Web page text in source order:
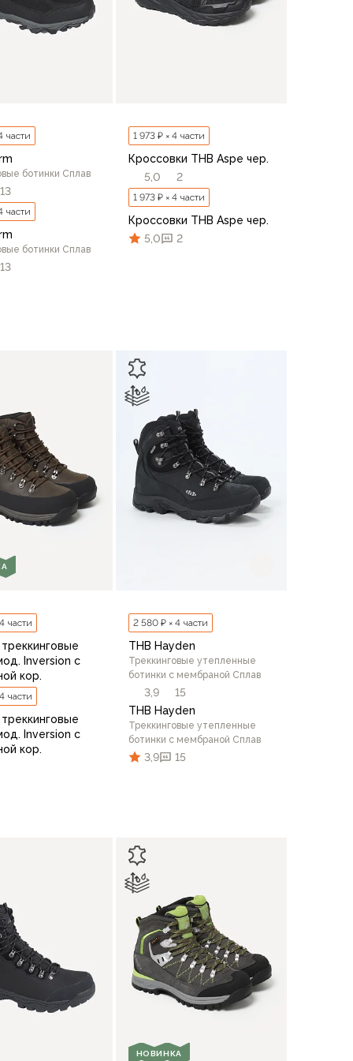
части
ботинки Сплав
13
части
ботинки Сплав
13
1 973 ₽ × 4 части
Кроссовки THB Aspe чер.
5,0
2
1 973 ₽ × 4 части
Кроссовки THB Aspe чер.
5,0
2
части
Inversion с
кор.
части
Inversion с
кор.
2 580 ₽ × 4 части
THB Hayden
Треккинговые утепленные
ботинки c мембраной Сплав
3,9
15
THB Hayden
Треккинговые утепленные
ботинки c мембраной Сплав
3,9 15
НОВИНКА